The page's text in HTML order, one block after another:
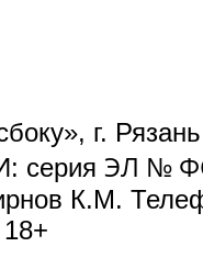
г.
серия ЭЛ №
К.М.
sends e-mail)